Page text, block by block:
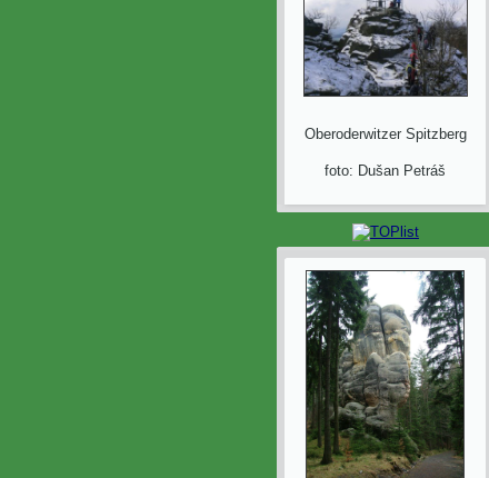
Oberoderwitzer Spitzberg
foto: Dušan Petráš